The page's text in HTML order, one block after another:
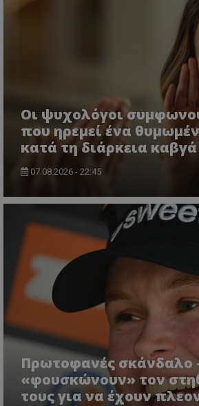
Οι ψυχολόγοι
που ηρεμεί ένα
κατά τη διάρκεια καβγά
07.08.2026 - 22:45
Πρωτοφανές σκάνδαλο
«φουσκώνουν» τον
τους για να έχουν